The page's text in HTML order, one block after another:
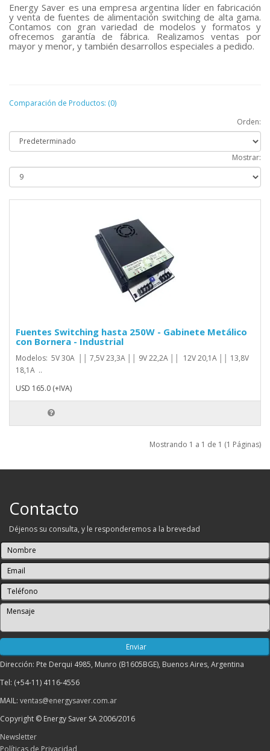
Energy Saver es una empresa argentina líder en fabricación
y venta de fuentes de alimentación switching de alta gama.
Contamos con gran variedad de modelos y formatos y
ofrecemos garantía de fábrica. Realizamos ventas por
mayor y menor, y también desarrollos especiales a pedido.
Comparación de Productos: (0)
Orden:
Mostrar:
Fuentes Switching hasta 250W - Gabinete Metálico
con Bornera - Industrial
Modelos: 5V 30A ││ 7,5V 23,3A ││ 9V 22,2A ││ 12V 20,1A ││ 13,8V
18,1A ..
USD 165.0 (+IVA)
Mostrando 1 a 1 de 1 (1 Páginas)
Contacto
Déjenos su consulta, y le responderemos a la brevedad
Dirección: Pte Derqui 4985, Munro (B1605BGE), Buenos Aires, Argentina
Tel: (+54-11) 4116-4556
MAIL: ventas@energysaver.com.ar
Copyright © Energy Saver SA 2006/2016
Newsletter
Políticas de Privacidad